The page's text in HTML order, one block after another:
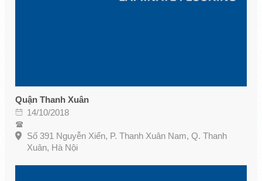
Quận Thanh Xuân
14/10/2018
Số 391 Nguyễn Xiển, P. Thanh Xuân Nam, Q. Thanh
Xuân, Hà Nội